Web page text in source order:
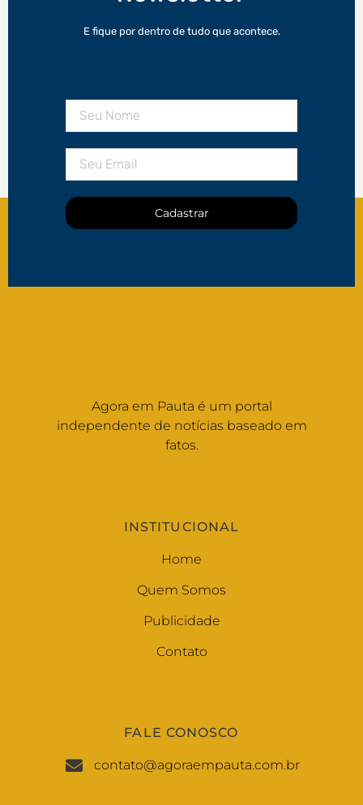
E fique por dentro de tudo que acontece.
Cadastrar
Agora em Pauta é um portal
independente de notícias baseado em
fatos.
INSTITUCIONAL
Home
Quem Somos
Publicidade
Contato
FALE CONOSCO
contato@agoraempauta.com.br